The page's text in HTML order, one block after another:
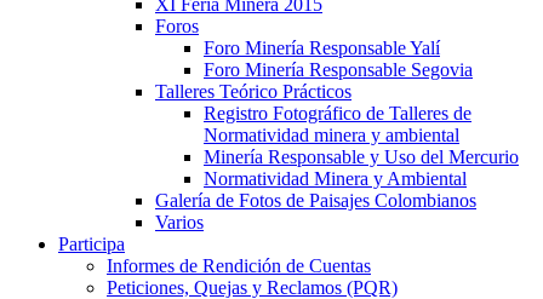
XI Feria Minera 2015
Foros
Foro Minería Responsable Yalí
Foro Minería Responsable Segovia
Talleres Teórico Prácticos
Registro Fotográfico de Talleres de
Normatividad minera y ambiental
Minería Responsable y Uso del Mercurio
Normatividad Minera y Ambiental
Galería de Fotos de Paisajes Colombianos
Varios
Participa
Informes de Rendición de Cuentas
Peticiones, Quejas y Reclamos (PQR)